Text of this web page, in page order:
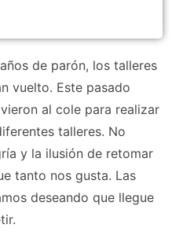
de parón, los talleres
vuelto. Este pasado
al cole para realizar
talleres. No
y la ilusión de retomar
tanto nos gusta. Las
deseando que llegue